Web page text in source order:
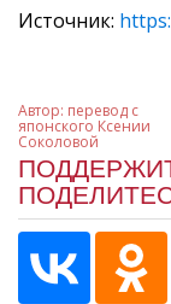
Источник:
Автор: перевод с
японского Ксении
Соколовой